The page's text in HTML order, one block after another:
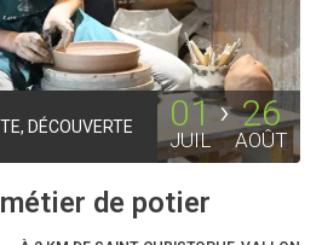
DÉCOUVERTE 01
JUIL
26
AOÛT
de potier